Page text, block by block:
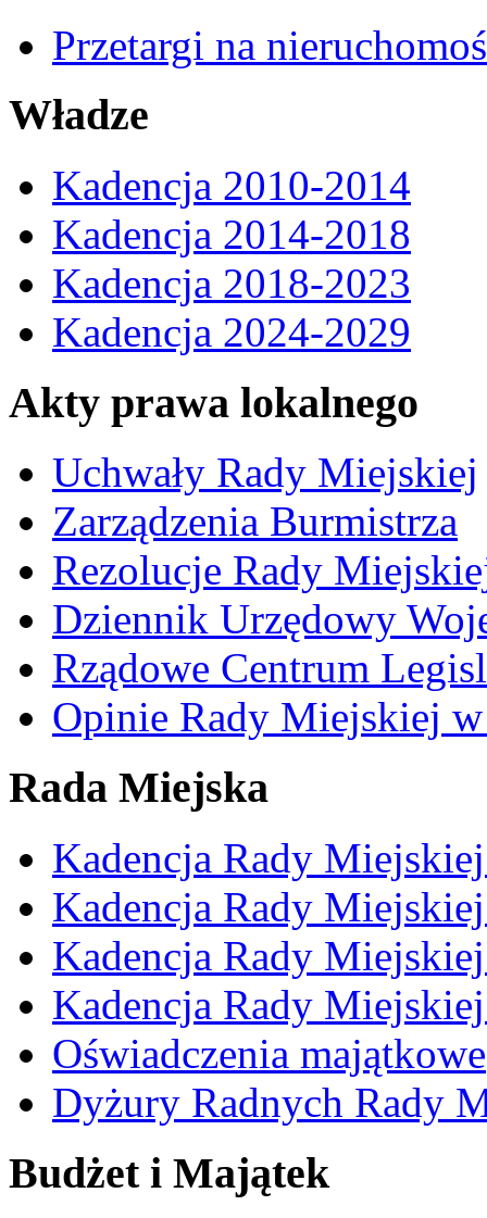
Przetargi na
Władze
Kadencja 2010-2014
Kadencja 2014-2018
Kadencja 2018-2023
Kadencja 2024-2029
Akty prawa lokalnego
Uchwały Rady Miejskiej
Zarządzenia Burmistrza
Rezolucje Rady
Dziennik Urzędowy
Rządowe Centrum
Opinie Rady Miejskiej w
Rada Miejska
Kadencja Rady
Kadencja Rady
Kadencja Rady
Kadencja Rady
Oświadczenia majątkowe
Dyżury Radnych Rady
Budżet i Majątek